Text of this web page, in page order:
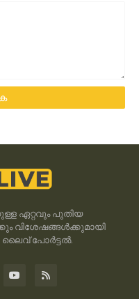
ഏറ്റവും പുതിയ
വിശേഷങ്ങൾക്കുമായി
ലൈവ് പോർട്ടൽ.